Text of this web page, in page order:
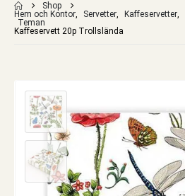
Shop
Hem och Kontor, Servetter, Kaffeservetter,
Teman
Kaffeservett 20p Trollslända